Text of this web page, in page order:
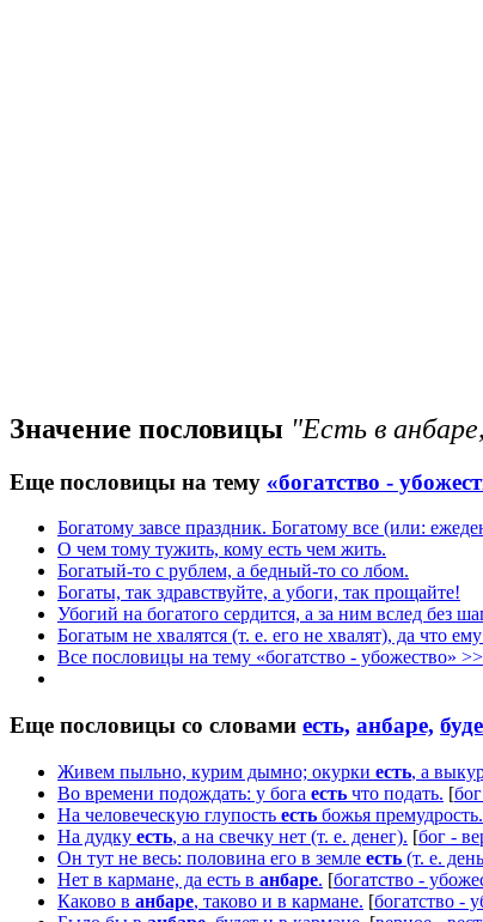
Значение пословицы "Есть в
Еще пословицы на тему «богатство -
Богатому завсе праздник. Богатому все (или:
О чем тому тужить, кому есть чем жить.
Богатый-то с рублем, а бедный-то со лбом.
Богаты, так здравствуйте, а убоги, так прощайте!
Убогий на богатого сердится, а за ним вслед без
Богатым не хвалятся (т. е. его не хвалят), да что ему
Все пословицы на тему «богатство - убожество» >>
Еще пословицы со словами есть, анбаре,
Живем пыльно, курим дымно; окурки есть, а
Во времени подождать: у бога есть что подать. [
На человеческую глупость есть божья премудрость.
На дудку есть, а на свечку нет (т. е. денег). [бог -
Он тут не весь: половина его в земле есть (т. е.
Нет в кармане, да есть в анбаре. [богатство -
Каково в анбаре, таково и в кармане. [богатство -